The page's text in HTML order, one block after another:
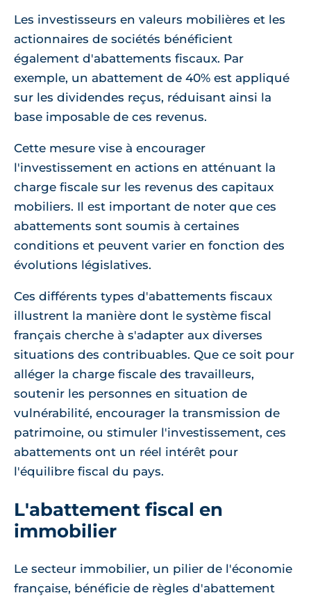
Les investisseurs en valeurs mobilières et les
actionnaires de sociétés bénéficient
également d'abattements fiscaux. Par
exemple, un abattement de 40% est appliqué
sur les dividendes reçus, réduisant ainsi la
base imposable de ces revenus.
Cette mesure vise à encourager
l'investissement en actions en atténuant la
charge fiscale sur les revenus des capitaux
mobiliers. Il est important de noter que ces
abattements sont soumis à certaines
conditions et peuvent varier en fonction des
évolutions législatives.
Ces différents types d'abattements fiscaux
illustrent la manière dont le système fiscal
français cherche à s'adapter aux diverses
situations des contribuables. Que ce soit pour
alléger la charge fiscale des travailleurs,
soutenir les personnes en situation de
vulnérabilité, encourager la transmission de
patrimoine, ou stimuler l'investissement, ces
abattements ont un réel intérêt pour
l'équilibre fiscal du pays.
L'abattement fiscal en
immobilier
Le secteur immobilier, un pilier de l'économie
française, bénéficie de règles d'abattement